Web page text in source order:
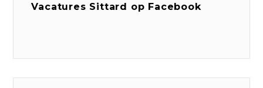
Vacatures Sittard op Facebook